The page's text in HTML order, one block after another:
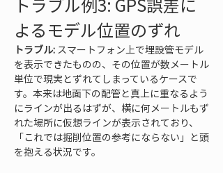
よるモデル位置のずれ
トラブル: スマートフォン上で埋設管モデル
を表示できたものの、その位置が数メートル
単位で現実とずれてしまっているケースで
す。本来は地面下の配管と真上に重なるよう
にラインが出るはずが、横に何メートルもず
れた場所に仮想ラインが表示されており、
「これでは掘削位置の参考にならない」と頭
を抱える状況です。